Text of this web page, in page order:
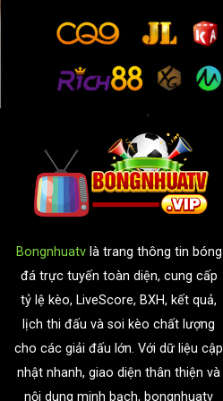
Bongnhuatvlà trang thông tin bóng
đá trực tuyến toàn diện, cung cấp
tỷ lệ kèo, LiveScore, BXH, kết quả,
lịch thi đấu và soi kèo chất lượng
cho các giải đấu lớn. Với dữ liệu cập
nhật nhanh, giao diện thân thiện và
nội dung minh bạch, bongnhuatv